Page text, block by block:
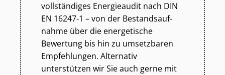
vollständiges Energieaudit nach DIN
EN 16247-1 – von der Be­stands­auf­
nah­me über die energetische
Bewertung bis hin zu umsetzbaren
Empfehlungen. Alternativ
unterstützen wir Sie auch gerne mit